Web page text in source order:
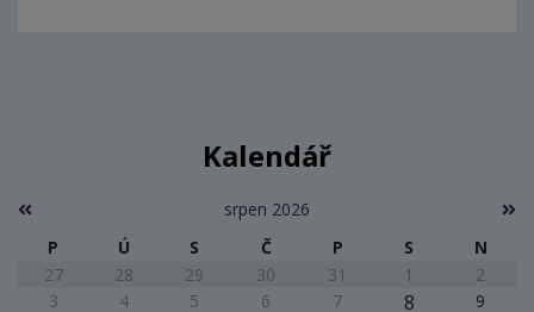
Kalendář
srpen 2026
P
Ú S Č P S
N
27
28 29 30 31 1
2
3
4 5 6 7 8
9